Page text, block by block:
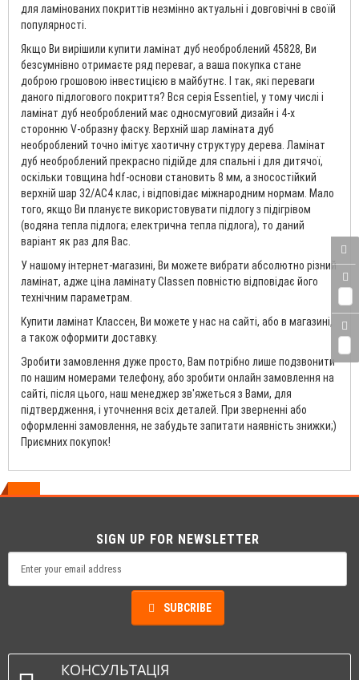
для ламінованих покриттів незмінно актуальні і довговічні в своїй
популярності.
Якщо Ви вирішили купити ламінат дуб необроблений 45828, Ви
безсумнівно отримаєте ряд переваг, а ваша покупка стане
доброю грошовою інвестицією в майбутнє. І так, які переваги
даного підлогового покриття? Вся серія Essentiel, у тому числі і
ламінат дуб необроблений має односмуговий дизайн і 4-х
сторонню V-образну фаску. Верхній шар ламіната дуб
необроблений точно імітує хаотичну структуру дерева. Ламінат
дуб необроблений прекрасно підійде для спальні і для дитячої,
оскільки товщина hdf-основи становить 8 мм, а зносостійкий
верхній шар 32/AC4 клас, і відповідає міжнародним нормам. Мало
того, якщо Ви плануєте використовувати підлогу з підігрівом
(водяна тепла підлога; електрична тепла підлога), то даний
варіант як раз для Вас.
У нашому інтернет-магазині, Ви можете вибрати абсолютно різний
ламінат, адже ціна ламінату Classen повністю відповідає його
технічним параметрам.
Купити ламінат Классен, Ви можете у нас на сайті, або в магазині,
а також оформити доставку.
Зробити замовлення дуже просто, Вам потрібно лише подзвонити
по нашим номерами телефону, або зробити онлайн замовлення на
сайті, після цього, наш менеджер зв'яжеться з Вами, для
підтвердження, і уточнення всіх деталей. При зверненні або
оформленні замовлення, не забудьте запитати наявність знижки;)
Приємних покупок!
SIGN UP FOR NEWSLETTER
SUBCRIBE
КОНСУЛЬТАЦІЯ